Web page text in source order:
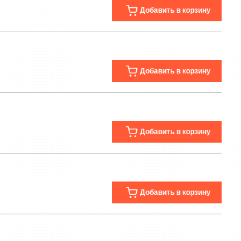
Добавить в корзину
Добавить в корзину
Добавить в корзину
Добавить в корзину